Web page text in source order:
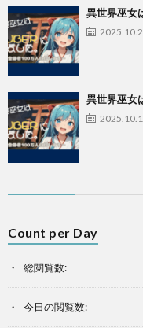
異世界巫女
異世界巫女
Count per Day
総閲覧数:
今日の閲覧数: